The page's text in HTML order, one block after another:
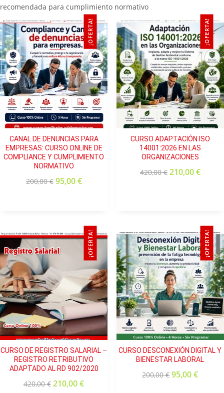
recomendada para cumplimiento normativo
¡OFERTA!
CANAL DE DENUNCIAS PARA
EMPRESAS: CURSO ONLINE DE
COMPLIANCE Y CUMPLIMIENTO
NORMATIVO
200,00€ 95,00€
¡OFERTA!
CURSO ADAPTACIÓN ISO
14001:2026 EN LAS
ORGANIZACIONES
420,00€ 210,00€
¡OFERTA!
CURSO DE REGISTRO SALARIAL –
REGISTRO RETRIBUTIVO
ADAPTADO AL RD 902/2020
420,00€ 210,00€
¡OFERTA!
CURSO DESCONEXIÓN DIGITAL Y
BIENESTAR LABORAL
200,00€ 95,00€